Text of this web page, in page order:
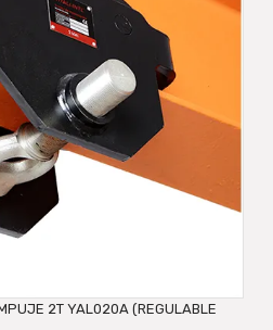
2T YAL020A (REGULABLE